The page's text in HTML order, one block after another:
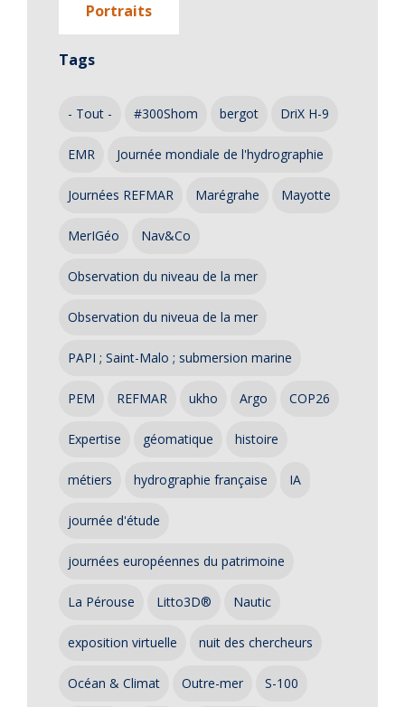
Portraits
Tags
- Tout - #300Shom bergot DriX H-9
EMR Journée mondiale de l'hydrographie
Journées REFMAR Marégrahe Mayotte
MerIGéo Nav&Co
Observation du niveau de la mer
Observation du niveua de la mer
PAPI ; Saint-Malo ; submersion marine
PEM REFMAR ukho Argo COP26
Expertise géomatique histoire
métiers hydrographie française IA
journée d'étude
journées européennes du patrimoine
La Pérouse Litto3D® Nautic
exposition virtuelle nuit des chercheurs
Océan & Climat Outre-mer S-100